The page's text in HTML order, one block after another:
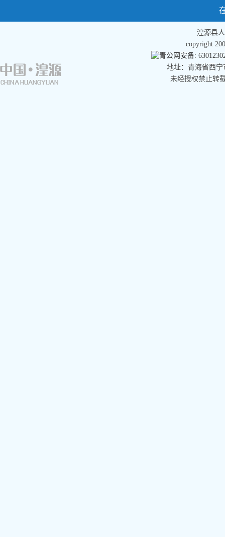
湟源县
copyright
青公网安备:
地址：青海省西
未经授权禁止转